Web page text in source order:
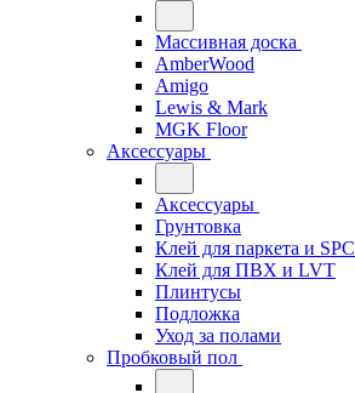
Массивная доска
AmberWood
Amigo
Lewis & Mark
MGK Floor
Аксессуары
Аксессуары
Грунтовка
Клей для паркета и SPC
Клей для ПВХ и LVT
Плинтусы
Подложка
Уход за полами
Пробковый пол